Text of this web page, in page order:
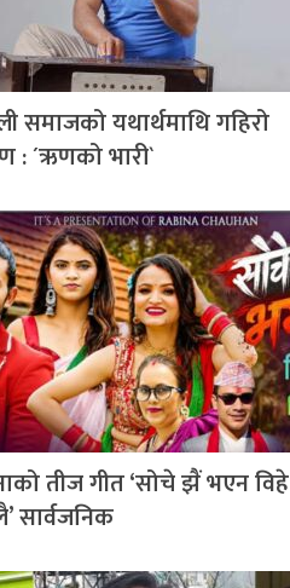
समाजको यथार्थमाथि गहिरो
: ´ऋणको भारी`
तीज गीत ‘सोचे झैं भएन विहे
सार्वजनिक